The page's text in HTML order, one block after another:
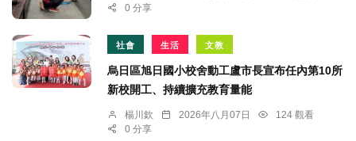
0 分享
社會 生活 文教
烏日區旭日國小校舍動工盧市長宣布任內第10所
新校開工、持續擴充教育量能
楊川欽 2026年八月07日
124 觀看
0 分享